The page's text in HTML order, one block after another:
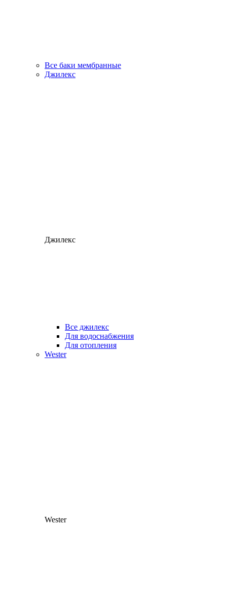
Все баки мембранные
Джилекс
Джилекс
Все джилекс
Для водоснабжения
Для отопления
Wester
Wester